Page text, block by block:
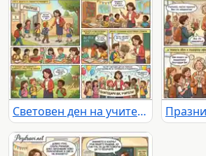
Световен ден на учителя: Комикс за благодарност, учене и вдъхновение в училище.